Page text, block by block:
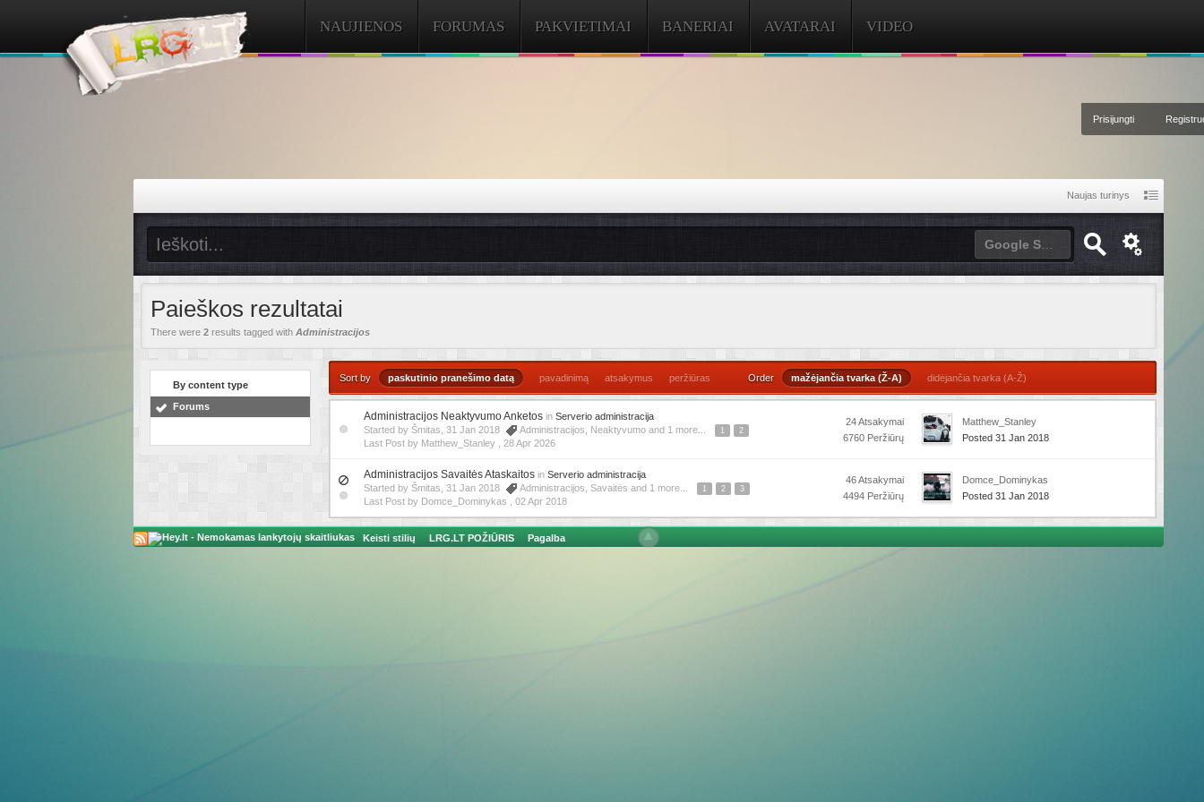
NAUJIENOS FORUMAS PAKVIETIMAI BANERIAI AVATARAI VIDEO
Prisijungti
Naujas turinys
Google Site Search
Paieškos rezultatai
There were 2results tagged with Administracijos
By content type
Forums
Sort by paskutinio pranešimo datą pavadinimą atsakymus peržiūras Order mažėjančia tvarka (Ž-A) didėjančia tvarka (A-Ž)
Administracijos Neaktyvumo Anketos in Serverio administracija
Started by Šmitas, 31 Jan 2018
Administracijos Neaktyvumo and 1 more... 1 2
Last Post by Matthew_Stanley , 28 Apr 2026
24 Atsakymai
6760 Peržiūrų
Matthew_Stanley
Posted 31 Jan 2018
Administracijos Savaitės Ataskaitos in Serverio administracija
Started by Šmitas, 31 Jan 2018
Administracijos Savaitės and 1 more... 1 2 3
Last Post by Domce_Dominykas , 02 Apr 2018
46 Atsakymai
4494 Peržiūrų
Domce_Dominykas
Posted 31 Jan 2018
Keisti stilių LRG.LT POŽIŪRIS Pagalba